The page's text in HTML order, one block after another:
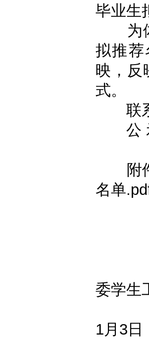
毕业生
为体
拟推
映，反
式。
联系
公 示
附
名单
委学生
1月3日